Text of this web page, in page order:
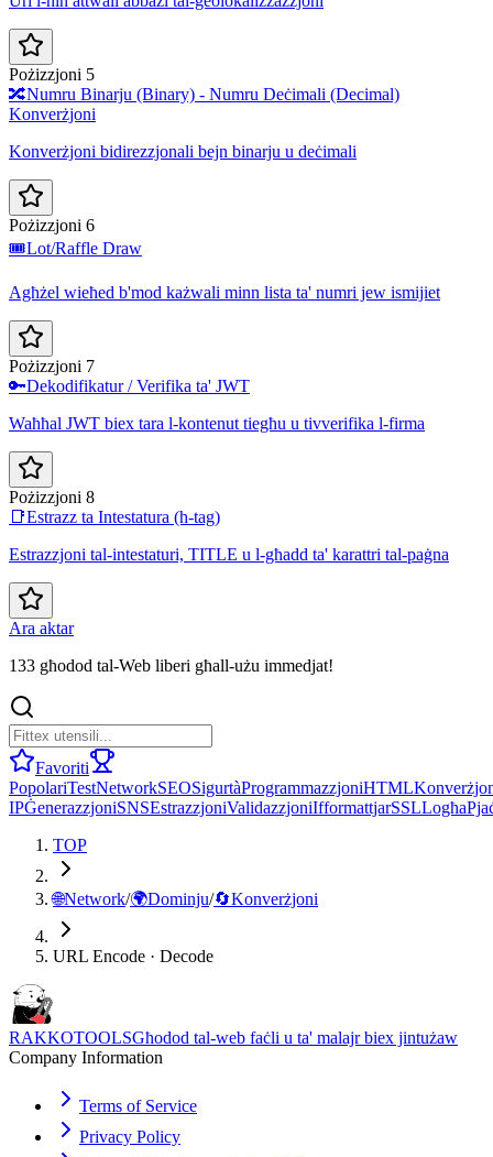
Pożizzjoni 5
🔀Numru Binarju (Binary) - Numru Deċimali (Decimal)
Konverżjoni
Konverżjoni bidirezzjonali bejn binarju u deċimali
Pożizzjoni 6
🎟️Lot/Raffle Draw
Agħżel wieħed b'mod każwali minn lista ta' numri jew ismijiet
Pożizzjoni 7
🔑Dekodifikatur / Verifika ta' JWT
Waħħal JWT biex tara l-kontenut tiegħu u tivverifika l-firma
Pożizzjoni 8
📑Estrazz ta Intestatura (h-tag)
Estrazzjoni tal-intestaturi, TITLE u l-għadd ta' karattri tal-paġna
Ara aktar
133 għodod tal-Web liberi għall-użu immedjat!
Favoriti
PopolariTestNetworkSEOSigurtàProgrammazzjoniHTML
IPĠenerazzjoniSNSEstrazzjoniValidazzjoniIfformattjarSSLLogħa
TOP
🌐Network/🌍Dominju/🔄Konverżjoni
URL Encode · Decode
RAKKOTOOLSGħodod tal-web faċli u ta' malajr biex jintużaw
Company Information
Terms of Service
Privacy Policy